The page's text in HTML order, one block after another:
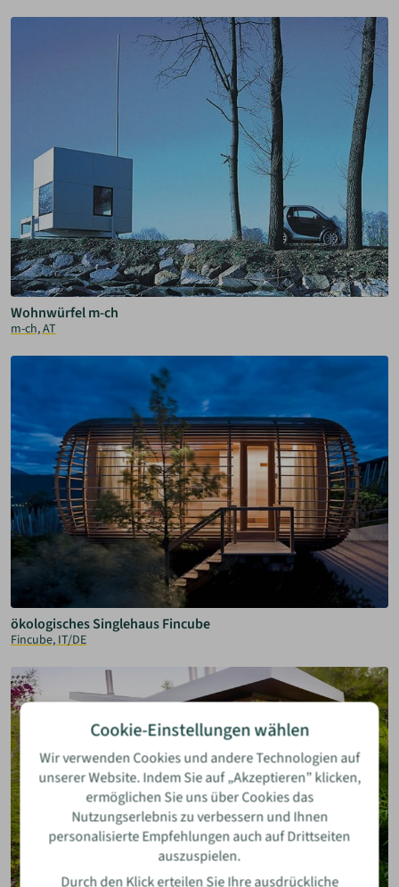
Wohnwürfel m-ch
m-ch, AT
ökologisches Singlehaus Fincube
Fincube, IT/DE
Cookie-Einstellungen wählen
Wir verwenden Cookies und andere Technologien auf
unserer Website. Indem Sie auf „Akzeptieren” klicken,
ermöglichen Sie uns über Cookies das
Nutzungserlebnis zu verbessern und Ihnen
personalisierte Empfehlungen auch auf Drittseiten
auszuspielen.
Durch den Klick erteilen Sie Ihre ausdrückliche